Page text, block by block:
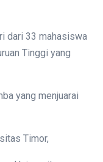
dari 33 mahasiswa
Tinggi yang
yang menjuarai
Timor,